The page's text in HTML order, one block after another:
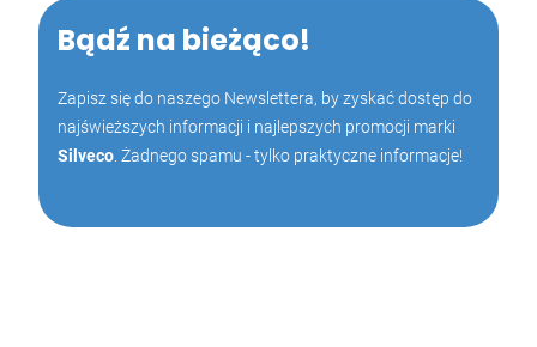
Bądź na bieżąco!
Zapisz się do naszego Newslettera, by zyskać dostęp do
najświeższych informacji i najlepszych promocji marki
Silveco. Żadnego spamu - tylko praktyczne informacje!